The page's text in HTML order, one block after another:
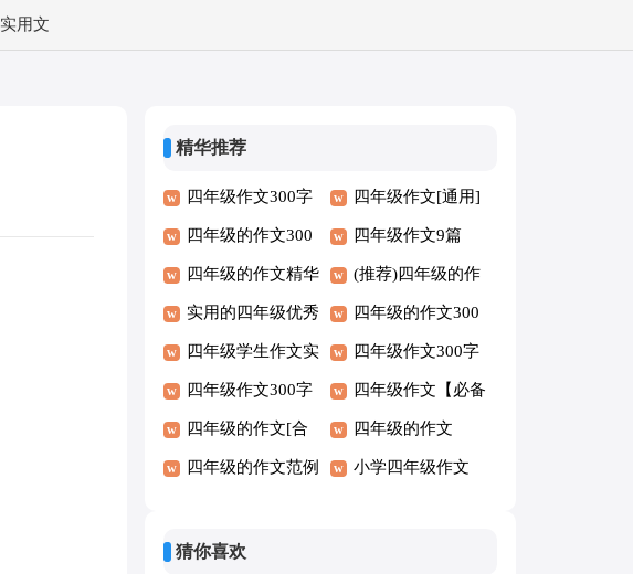
实用文
精华推荐
四年级作文300字
精选6篇
四年级作文[通用]
四年级的作文300
字9篇[推荐]
四年级作文9篇
【实用】
四年级的作文精华
[5篇]
(推荐)四年级的作
文300字
实用的四年级优秀
作文
四年级的作文300
字[优秀]
四年级学生作文实
用7篇
四年级作文300字
集锦（6篇）
四年级作文300字
[合集6篇]
四年级作文【必备
5篇】
四年级的作文[合
集5篇]
四年级的作文
（优）
四年级的作文范例 小学四年级作文
猜你喜欢